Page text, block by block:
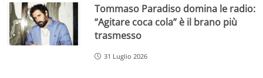
Tommaso Paradiso domina le radio:
“Agitare coca cola” è il brano più
trasmesso
31 Luglio 2026